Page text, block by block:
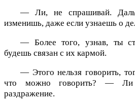
— Ли, не спрашивай.
изменишь, даже если узнаешь о
— Более того, узнав, ты
будешь связан с их кармой.
— Этого нельзя говорить,
что можно говорить? — Ли
раздражение.